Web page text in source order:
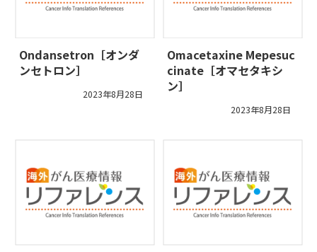
Ondansetron［オンダ
ンセトロン］
2023年8月28日
Omacetaxine Mepesuc
cinate［オマセタキシ
ン］
2023年8月28日